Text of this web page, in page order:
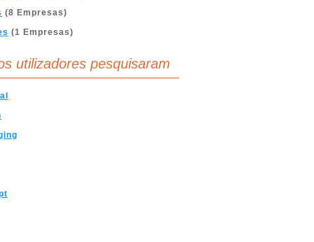
(8 Empresas)
(1 Empresas)
utilizadores pesquisaram